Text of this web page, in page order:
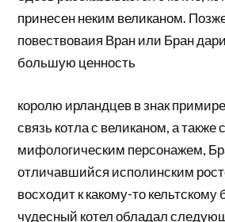
принесен неким великаном.
повествоваия Вран или Бран
большую ценность
королю ирландцев в знак
связь котла с великаном, а также
мифологическим персонажем,
отличавшийся исполинским
восходит к какому-то кельтскому
чудесный котел обладал